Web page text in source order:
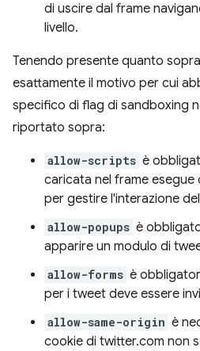
di uscire dal frame
livello.
Tenendo presente quanto
esattamente il motivo per cui
specifico di flag di sandboxing
riportato sopra:
allow-scripts è
caricata nel frame
per gestire l'interazione
allow-popups è
apparire un modulo di
allow-forms è
per i tweet deve essere
allow-same-origin è
cookie di twitter.com non